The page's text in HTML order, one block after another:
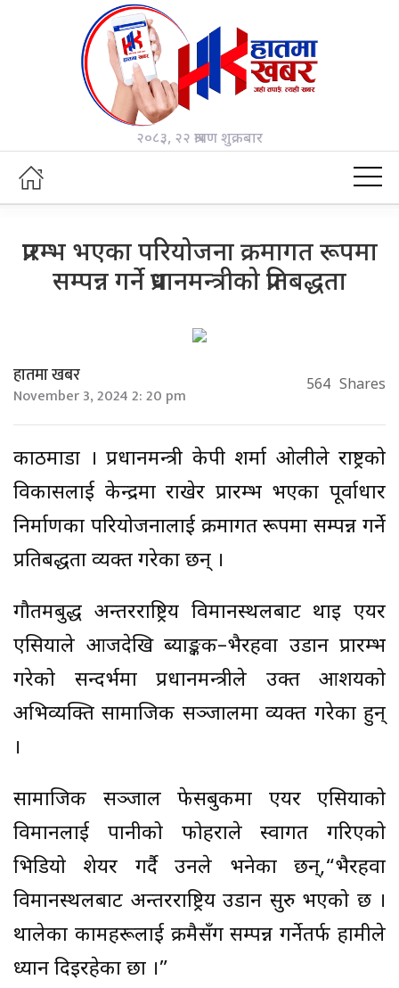
२०८३, २२ श्रावण शुक्रबार
प्रारम्भ भएका परियोजना क्रमागत रूपमा
सम्पन्न गर्ने प्रधानमन्त्रीको प्रतिबद्धता
हातमा खबर
November 3, 2024 2: 20 pm 564 Shares
काठमाडौँ । प्रधानमन्त्री केपी शर्मा ओलीले राष्ट्रको
विकासलाई केन्द्रमा राखेर प्रारम्भ भएका पूर्वाधार
निर्माणका परियोजनालाई क्रमागत रूपमा सम्पन्न गर्ने
प्रतिबद्धता व्यक्त गरेका छन् ।
गौतमबुद्ध अन्तरराष्ट्रिय विमानस्थलबाट थाइ एयर
एसियाले आजदेखि ब्याङ्कक–भैरहवा उडान प्रारम्भ
गरेको सन्दर्भमा प्रधानमन्त्रीले उक्त आशयको
अभिव्यक्ति सामाजिक सञ्जालमा व्यक्त गरेका हुन्
।
सामाजिक सञ्जाल फेसबुकमा एयर एसियाको
विमानलाई पानीको फोहराले स्वागत गरिएको
भिडियो शेयर गर्दै उनले भनेका छन्,“भैरहवा
विमानस्थलबाट अन्तरराष्ट्रिय उडान सुरु भएको छ ।
थालेका कामहरूलाई क्रमैसँग सम्पन्न गर्नेतर्फ हामीले
ध्यान दिइरहेका छौँ ।”